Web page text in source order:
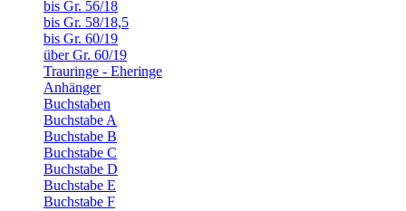
bis Gr. 56/18
bis Gr. 58/18,5
bis Gr. 60/19
über Gr. 60/19
Trauringe - Eheringe
Anhänger
Buchstaben
Buchstabe A
Buchstabe B
Buchstabe C
Buchstabe D
Buchstabe E
Buchstabe F